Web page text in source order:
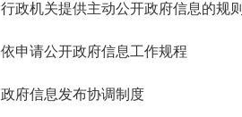
行政机关提供主动公开政府信息的规则
依申请公开政府信息工作规程
政府信息发布协调制度